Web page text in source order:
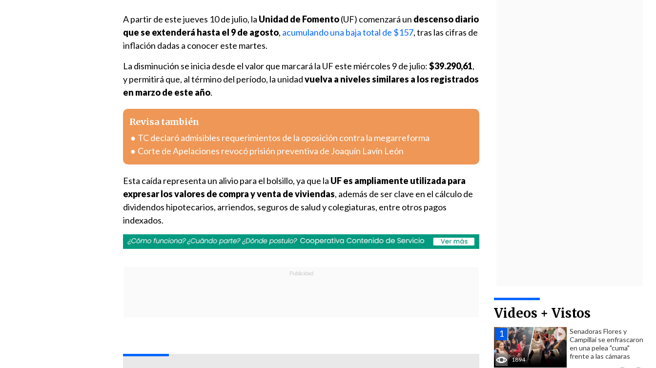
Videos + Vistos
1894
Senadoras Flores y
Campillai se enfrascaron
en una pelea "cuma"
frente a las cámaras
A partir de este jueves 10 de julio, la Unidad de Fomento(UF) comenzará un descenso diario
que se extenderá hasta el 9 de agosto, acumulando una baja total de $157, tras las cifras de
inflación dadas a conocer este martes.
La disminución se inicia desde el valor que marcará la UF este miércoles 9 de julio:$39.290,61,
y permitirá que, al término del período, la unidadvuelva a niveles similares a los registrados
en marzo de este año.
Revisa también
TC declaró admisibles requerimientos de la oposición contra la megarreforma
Corte de Apelaciones revocó prisión preventiva de Joaquín Lavín León
Esta caída representa un alivio para el bolsillo, ya que la UF es ampliamente utilizada para
expresar los valores de compra y venta de viviendas, además de ser clave en el cálculo de
dividendos hipotecarios, arriendos, seguros de salud y colegiaturas, entre otros pagos
indexados.